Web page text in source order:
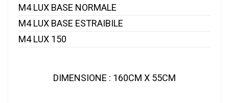
M4 LUX BASE NORMALE
M4 LUX BASE ESTRAIBILE
M4 LUX 150
DIMENSIONE : 160CM X 55CM